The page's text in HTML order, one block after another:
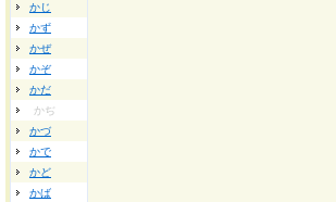
かじ
かず
かぜ
かぞ
かだ
かぢ
かづ
かで
かど
かば